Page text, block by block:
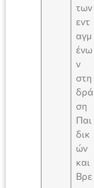
των
εντ
αγμ
ένω
ν
στη
δρά
ση
Παι
δικ
ών
και
Βρε